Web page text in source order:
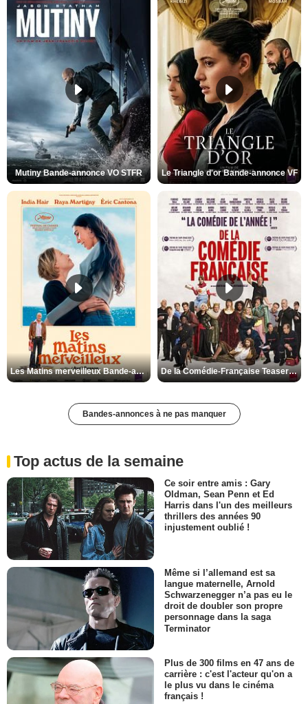
Mutiny Bande-annonce VO STFR Le Triangle d'or Bande-annonce VF
Les Matins merveilleux Bande-annonce VF De la Comédie-Française Teaser VF
Bandes-annonces à ne pas manquer
Top actus de la semaine
Ce soir entre amis : Gary
Oldman, Sean Penn et Ed
Harris dans l'un des meilleurs
thrillers des années 90
injustement oublié !
Même si l’allemand est sa
langue maternelle, Arnold
Schwarzenegger n’a pas eu le
droit de doubler son propre
personnage dans la saga
Terminator
Plus de 300 films en 47 ans de
carrière : c'est l'acteur qu'on a
le plus vu dans le cinéma
français !